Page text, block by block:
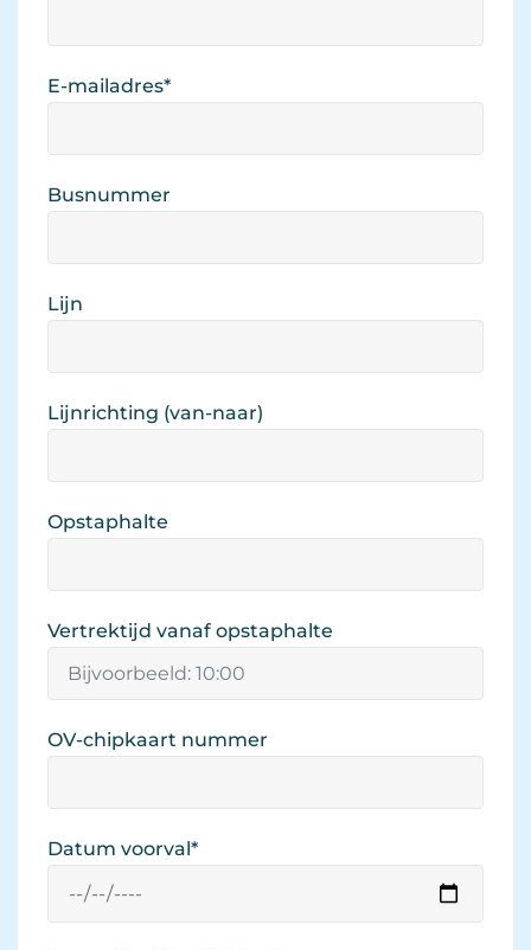
E-mailadres*
Busnummer
Lijn
Lijnrichting (van-naar)
Opstaphalte
Vertrektijd vanaf opstaphalte
OV-chipkaart nummer
Datum voorval*